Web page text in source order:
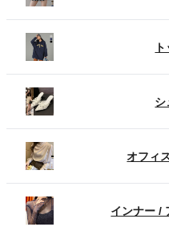
シ
オフィ
インナー /